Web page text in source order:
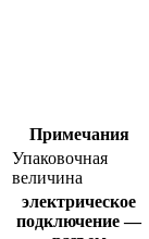
Примечания
Упаковочная
величина
электрическое
подключение —